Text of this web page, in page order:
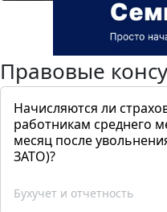
Правовые
Начисляются ли
работникам среднего
месяц после
ЗАТО)?
Бухучет и отчетность